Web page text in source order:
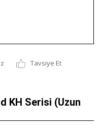
Tavsiye Et
KH Serisi (Uzun